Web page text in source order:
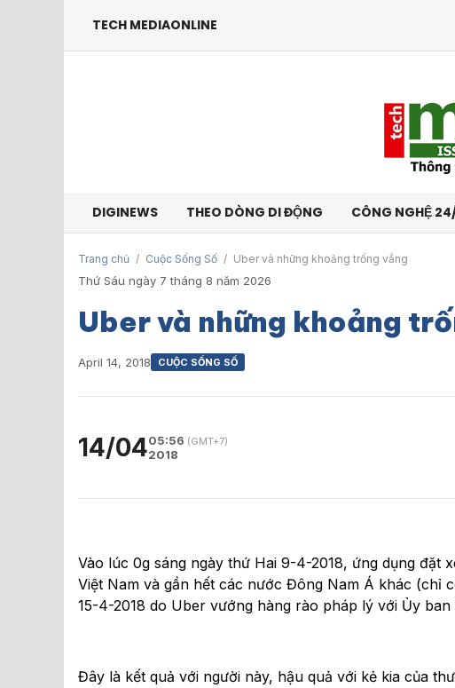
TECH MEDIAONLINE
DIGINEWS THEO DÒNG DI ĐỘNG CÔNG NGHỆ
Trang chủ / Cuộc Sống Số / Uber và những khoảng trống vắng
Thứ Sáu ngày 7 tháng 8 năm 2026
Uber và những khoảng
April 14, 2018 CUỘC SỐNG SỐ
14/0405:56 (GMT+7)
2018
Vào lúc 0g sáng ngày thứ Hai 9-4-2018, ứng dụng
Việt Nam và gần hết các nước Đông Nam Á khác (chỉ
15-4-2018 do Uber vướng hàng rào pháp lý với Ủy
Đây là kết quả với người này, hậu quả với kẻ kia của